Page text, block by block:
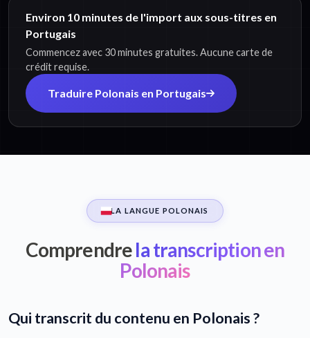
Environ 10 minutes de l'import aux sous-titres en
Portugais
Commencez avec 30 minutes gratuites. Aucune carte de
crédit requise.
Traduire Polonais en Portugais
LA LANGUE POLONAIS
Comprendrela transcription en
Polonais
Qui transcrit du contenu en Polonais ?